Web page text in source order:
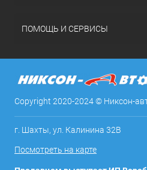
ПОМОЩЬ И СЕРВИСЫ
Copyright 2020-2024 © Никсон-
г. Шахты, ул. Калинина 32В
Посмотреть на карте